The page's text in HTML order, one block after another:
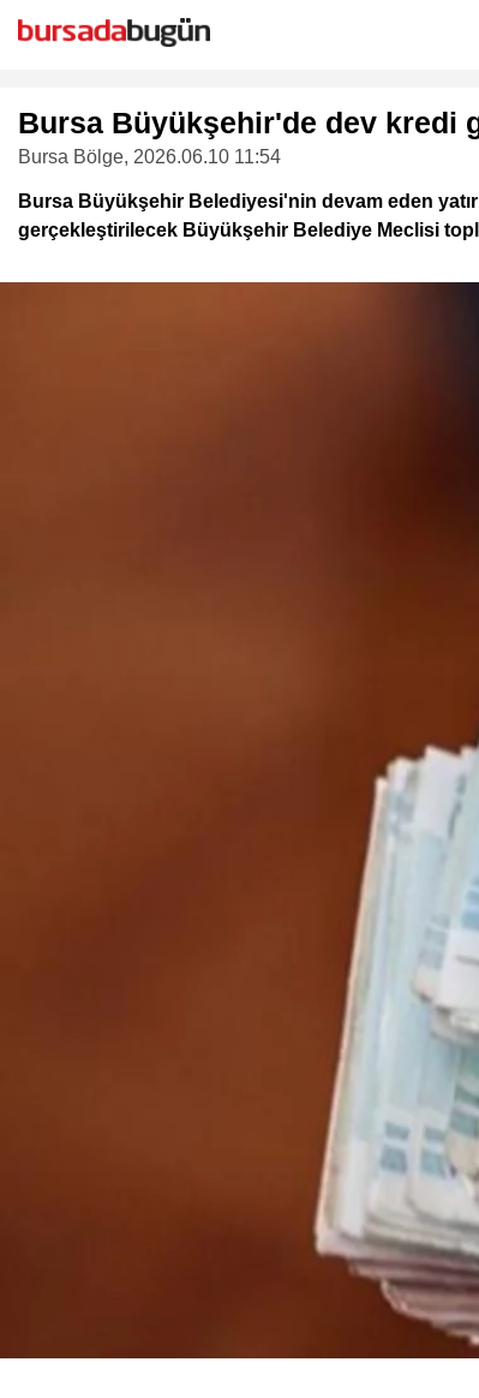
Bursa Büyükşehir'de dev kredi
Bursa Bölge, 2026.06.10 11:54
Bursa Büyükşehir Belediyesi'nin devam eden
gerçekleştirilecek Büyükşehir Belediye Meclisi